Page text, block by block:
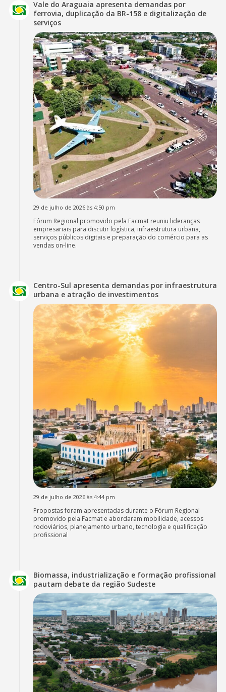
Vale do Araguaia apresenta demandas por
ferrovia, duplicação da BR-158 e digitalização de
serviços
29 de julho de 2026 às 4:50 pm
Fórum Regional promovido pela Facmat reuniu lideranças
empresariais para discutir logística, infraestrutura urbana,
serviços públicos digitais e preparação do comércio para as
vendas on-line.
Centro-Sul apresenta demandas por infraestrutura
urbana e atração de investimentos
29 de julho de 2026 às 4:44 pm
Propostas foram apresentadas durante o Fórum Regional
promovido pela Facmat e abordaram mobilidade, acessos
rodoviários, planejamento urbano, tecnologia e qualificação
profissional
Biomassa, industrialização e formação profissional
pautam debate da região Sudeste